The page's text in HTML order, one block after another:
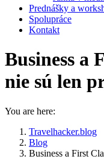
Prednášky a
Spolupráce
Kontakt
Business a
nie sú len
You are here:
Travelhacker.blog
Blog
Business a First